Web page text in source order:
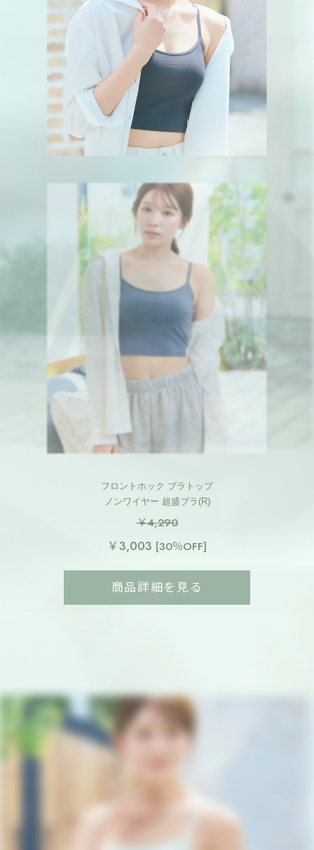
フロントホック ブラトップ
ノンワイヤー 超盛ブラ(R)
￥4,290
￥3,003 [30％OFF]
商品詳細を見る